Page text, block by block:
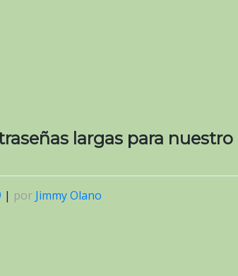
largas para nuestro
| por Jimmy Olano